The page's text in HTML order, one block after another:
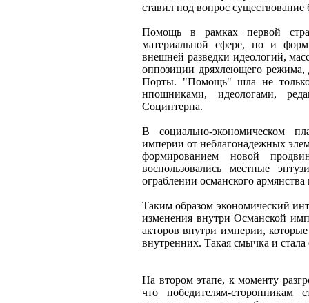
ставил под вопрос
Помощь в рамках первой
материальной сфере, но и
внешней разведки идеологий,
оппозиции дряхлеющего режима,
Порты. "Помощь" шла не
нпошниками, идеологами,
Социнтерна.
В социально-экономическом
империи от неблагонадежных
формированием новой
воспользовались местные
ограблении османского
Таким образом экономический
изменения внутри Османской
акторов внутри империи,
внутренних. Такая смычка и
На втором этапе, к моменту
что победителям-